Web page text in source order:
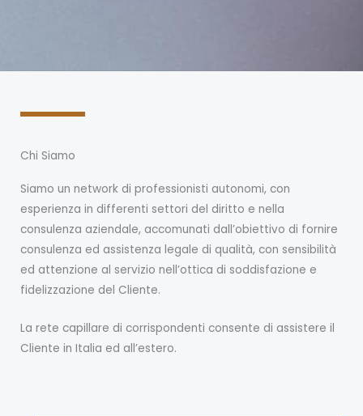
Chi Siamo
Siamo un network di professionisti autonomi, con
esperienza in differenti settori del diritto e nella
consulenza aziendale, accomunati dall’obiettivo di fornire
consulenza ed assistenza legale di qualità, con sensibilità
ed attenzione al servizio nell’ottica di soddisfazione e
fidelizzazione del Cliente.
La rete capillare di corrispondenti consente di assistere il
Cliente in Italia ed all’estero.